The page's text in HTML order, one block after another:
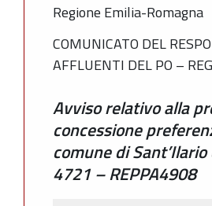
Regione Emilia-Romagna
COMUNICATO DEL
AFFLUENTI DEL PO –
Avviso relativo alla
concessione
comune di
4721 – REPPA4908